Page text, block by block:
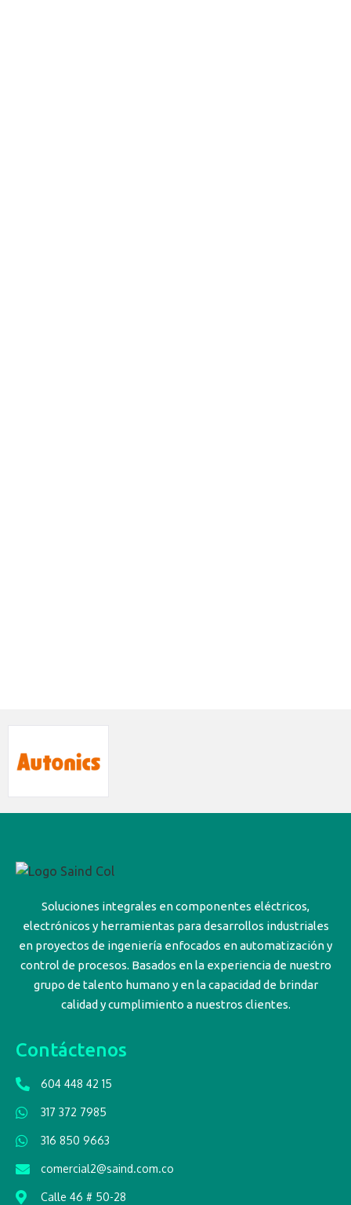
Soluciones integrales en componentes eléctricos,
electrónicos y herramientas para desarrollos industriales
en proyectos de ingeniería enfocados en automatización y
control de procesos. Basados en la experiencia de nuestro
grupo de talento humano y en la capacidad de brindar
calidad y cumplimiento a nuestros clientes.
Contáctenos
604 448 42 15
317 372 7985
316 850 9663
comercial2@saind.com.co
Calle 46 # 50-28